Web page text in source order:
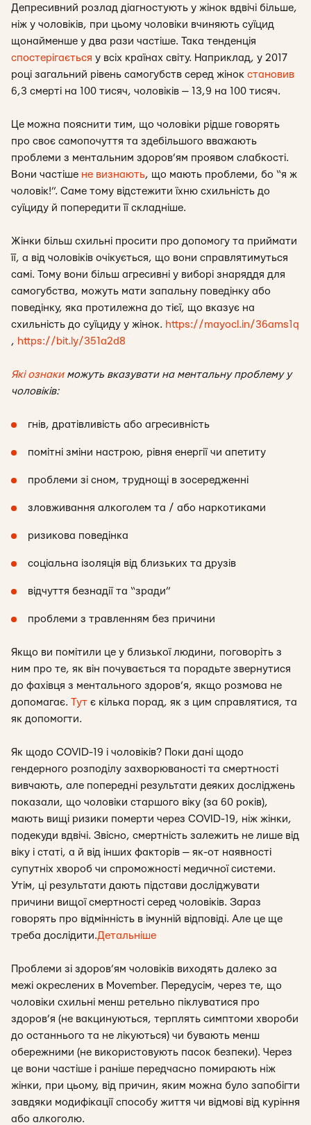
Депресивний розлад діагностують у жінок вдвічі більше,
ніж у чоловіків, при цьому чоловіки вчиняють суїцид
щонайменше у два рази частіше. Така тенденція
спостерігається у всіх країнах світу. Наприклад, у 2017
році загальний рівень самогубств серед жінок становив
6,3 смерті на 100 тисяч, чоловіків — 13,9 на 100 тисяч.
Це можна пояснити тим, що чоловіки рідше говорять
про своє самопочуття та здебільшого вважають
проблеми з ментальним здоров’ям проявом слабкості.
Вони частіше не визнають, що мають проблеми, бо “я ж
чоловік!”. Саме тому відстежити їхню схильність до
суїциду й попередити її складніше.
Жінки більш схильні просити про допомогу та приймати
її, а від чоловіків очікується, що вони справлятимуться
самі. Тому вони більш агресивні у виборі знаряддя для
самогубства, можуть мати запальну поведінку або
поведінку, яка протилежна до тієї, що вказує на
схильність до суїциду у жінок. https://mayocl.in/36ams1q
, https://bit.ly/351a2d8
Які ознакиможуть вказувати на ментальну проблему у
чоловіків:
гнів, дратівливість або агресивність
помітні зміни настрою, рівня енергії чи апетиту
проблеми зі сном, труднощі в зосередженні
зловживання алкоголем та / або наркотиками
ризикова поведінка
соціальна ізоляція від близьких та друзів
відчуття безнадії та “зради”
проблеми з травленням без причини
Якщо ви помітили це у близької людини, поговоріть з
ним про те, як він почувається та порадьте звернутися
до фахівця з ментального здоров’я, якщо розмова не
допомагає. Тут є кілька порад, як з цим справлятися, та
як допомогти.
Як щодо COVID-19 і чоловіків? Поки дані щодо
гендерного розподілу захворюваності та смертності
вивчають, але попередні результати деяких досліджень
показали, що чоловіки старшого віку (за 60 років),
мають вищі ризики померти через COVID-19, ніж жінки,
подекуди вдвічі. Звісно, смертність залежить не лише від
віку і статі, а й від інших факторів — як-от наявності
супутніх хвороб чи спроможності медичної системи.
Утім, ці результати дають підстави досліджувати
причини вищої смертності серед чоловіків. Зараз
говорять про відмінність в імунній відповіді. Але це ще
треба дослідити.Детальніше
Проблеми зі здоров’ям чоловіків виходять далеко за
межі окреслених в Movember. Передусім, через те, що
чоловіки схильні менш ретельно піклуватися про
здоров’я (не вакцинуються, терплять симптоми хвороби
до останнього та не лікуються) чи бувають менш
обережними (не використовують пасок безпеки). Через
це вони частіше і раніше передчасно помирають ніж
жінки, при цьому, від причин, яким можна було запобігти
завдяки модифікації способу життя чи відмові від куріння
або алкоголю.